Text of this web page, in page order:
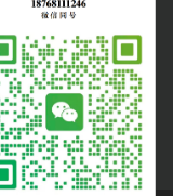
大咖说吐槽客服